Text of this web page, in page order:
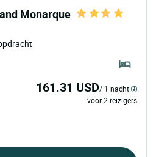
Monarque
161.31 USD/ 1 nacht
voor 2 reizigers